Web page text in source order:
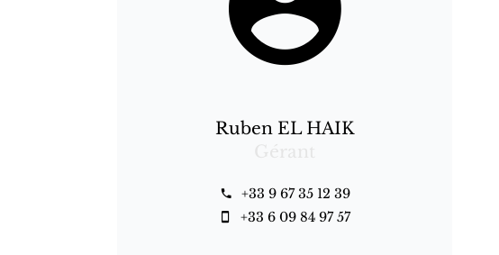
Ruben EL HAIK
+33 9 67 35 12 39
+33 6 09 84 97 57